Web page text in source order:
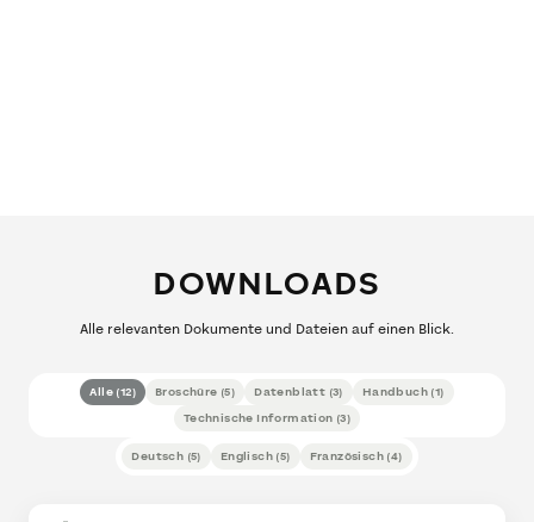
DOWNLOADS
Alle relevanten Dokumente und Dateien auf einen Blick.
Alle(12) Broschüre (5) Datenblatt (3) Handbuch (1)
Technische Information (3)
Deutsch (5) Englisch (5) Französisch (4)